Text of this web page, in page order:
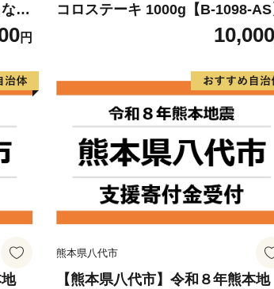
ぎ
円
コロステーキ 1000g【B-1098-AS
10,000
熊本県八代市
【熊本県八代市】令和８年熊本地